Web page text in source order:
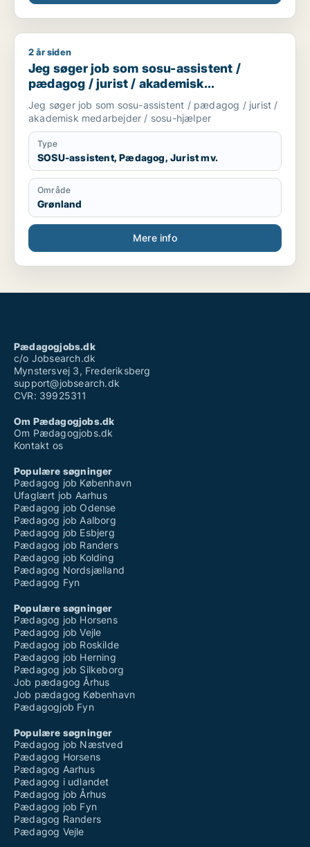
Jeg søger job som sosu-assistent / pædagog / jurist /
2 år siden
Jeg søger job som sosu-assistent /
pædagog / jurist / akademisk
medarbejder / sosu-hjælper
Jeg søger job som sosu-assistent / pædagog / jurist /
akademisk medarbejder / sosu-hjælper
Type
SOSU-assistent, Pædagog, Jurist mv.
Område
Grønland
Mere info
Pædagogjobs.dk
c/o Jobsearch.dk
Mynstersvej 3, Frederiksberg
support@jobsearch.dk
CVR: 39925311
Om Pædagogjobs.dk
Om Pædagogjobs.dk
Kontakt os
Populære søgninger
Pædagog job København
Ufaglært job Aarhus
Pædagog job Odense
Pædagog job Aalborg
Pædagog job Esbjerg
Pædagog job Randers
Pædagog job Kolding
Pædagog Nordsjælland
Pædagog Fyn
Populære søgninger
Pædagog job Horsens
Pædagog job Vejle
Pædagog job Roskilde
Pædagog job Herning
Pædagog job Silkeborg
Job pædagog Århus
Job pædagog København
Pædagogjob Fyn
Populære søgninger
Pædagog job Næstved
Pædagog Horsens
Pædagog Aarhus
Pædagog i udlandet
Pædagog job Århus
Pædagog job Fyn
Pædagog Randers
Pædagog Vejle